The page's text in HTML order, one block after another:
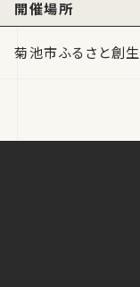
開催場所
菊池市ふるさと創